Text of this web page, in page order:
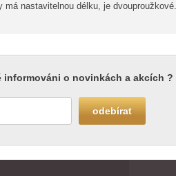
má nastavitelnou délku, je dvouproužkové.
informováni o novinkách a akcích ?